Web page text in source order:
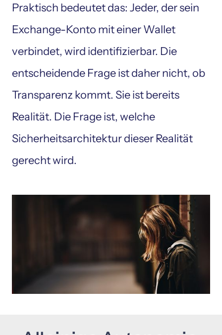
Praktisch bedeutet das: Jeder, der sein
Exchange-Konto mit einer Wallet
verbindet, wird identifizierbar. Die
entscheidende Frage ist daher nicht, ob
Transparenz kommt. Sie ist bereits
Realität. Die Frage ist, welche
Sicherheitsarchitektur dieser Realität
gerecht wird.